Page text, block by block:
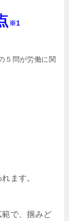
※1
５問が労働に関
ます。
で、掴みど